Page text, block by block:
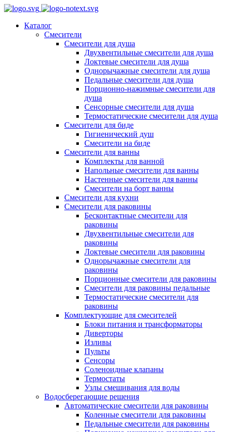
Каталог
Смесители
Смесители для душа
Двухвентильные смесители для душа
Локтевые смесители для душа
Однорычажные смесители для душа
Педальные смесители для душа
Порционно-нажимные смесители для
душа
Сенсорные смесители для душа
Термостатические смесители для душа
Смесители для биде
Гигиенический душ
Смесители на биде
Смесители для ванны
Комплекты для ванной
Напольные смесители для ванны
Настенные смесители для ванны
Смесители на борт ванны
Смесители для кухни
Смесители для раковины
Бесконтактные смесители для
раковины
Двухвентильные смесители для
раковины
Локтевые смесители для раковины
Однорычажные смесители для
раковины
Порционные смесители для раковины
Смесители для раковины педальные
Термостатические смесители для
раковины
Комплектующие для смесителей
Блоки питания и трансформаторы
Диверторы
Изливы
Пульты
Сенсоры
Соленоидные клапаны
Термостаты
Узлы смешивания для воды
Водосберегающие решения
Автоматические смесители для раковины
Коленные смесители для раковины
Педальные смесители для раковины